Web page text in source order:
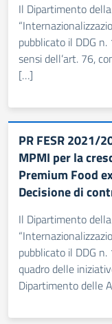
Il Dipartimento
pubblicato il DDG
sensi dell’art. 76,
[…]
PR FESR 2021/
MPMI per la
Premium Food
Decisione di
Il Dipartimento
pubblicato il DDG
quadro delle
Dipartimento delle